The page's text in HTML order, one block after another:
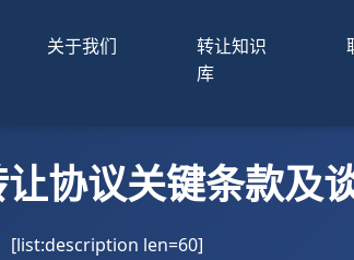
关于我们
转让知识
库
协议关键条款及
[list:description len=60]